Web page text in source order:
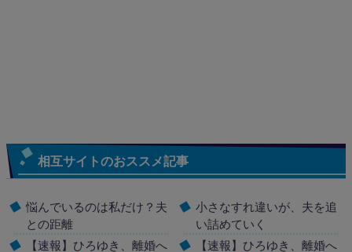
相互サイトのおススメ記事
悩んでいるのは私だけ？夫
との距離
【速報】ひろゆき、離婚へ
小さなすれ違いが、夫を追
い詰めていく
【速報】ひろゆき、離婚へ